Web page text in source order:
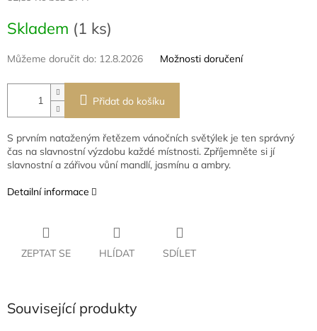
cena:
Skladem (1 ks)
Můžeme doručit do: 12.8.2026 Možnosti doručení
Přidat do košíku
S prvním nataženým řetězem vánočních světýlek je ten správný
čas na slavnostní výzdobu každé místnosti. Zpříjemněte si jí
slavnostní a zářivou vůní mandlí, jasmínu a ambry.
Detailní informace
ZEPTAT SE HLÍDAT SDÍLET
Související produkty